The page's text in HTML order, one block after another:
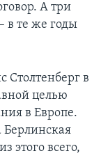
А три
в те же годы
Столтенберг в
целью
в Европе.
Берлинская
этого всего,